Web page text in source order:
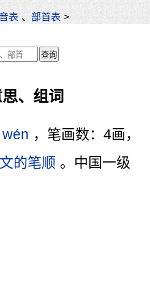
表 、部首表 >
、组词
wén ，笔画数：4画，
文的笔顺 。中国一级